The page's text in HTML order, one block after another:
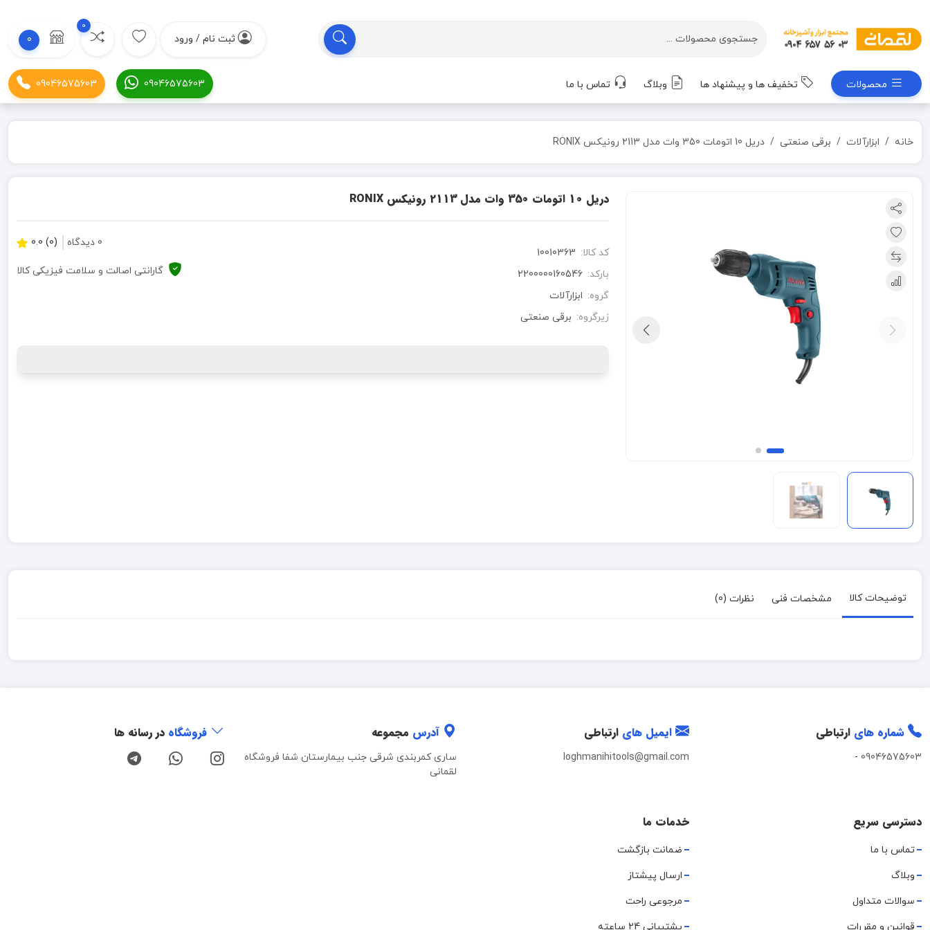
ثبت نام / ورود
0
0
محصولات تخفیف ها و پیشنهاد ها وبلاگ تماس با ما 09046575603
09046575603
خانه ابزارآلات برقی صنعتی دریل 10 اتومات 350 وات مدل 2113 رونیکس RONIX
دریل 10 اتومات 350 وات مدل 2113 رونیکس RONIX
کد کالا: 10010363
بارکد: 2200000160546
گروه: ابزارآلات
زیرگروه: برقی صنعتی
0 دیدگاه (0) 0.0
گارانتی اصالت و سلامت فیزیکی کالا
توضیحات کالا مشخصات فنی نظرات (0)
شماره های ارتباطی
09046575603
-
ایمیل های ارتباطی
loghmanihitools@gmail.com
آدرس مجموعه
ساری کمربندی شرقی جنب بیمارستان شفا فروشگاه
لقمانی
فروشگاه در رسانه ها
دسترسی سریع
تماس با ما
وبلاگ
سوالات متداول
قوانین و مقررات
خدمات ما
ضمانت بازگشت
ارسال پیشتاز
مرجوعی راحت
پشتیبانی 24 ساعته